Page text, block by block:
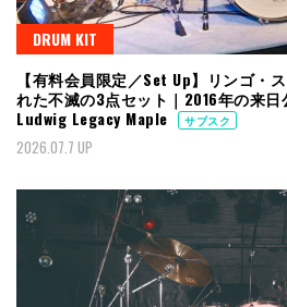
DRUM KIT
【有料会員限定／Set Up】リンゴ・
れた不滅の3点セット｜2016年の来
Ludwig Legacy Maple
サブスク
2026.07.7 UP